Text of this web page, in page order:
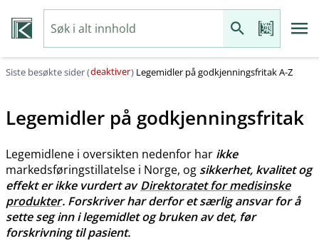
Siste besøkte sider (deaktiver) Legemidler på godkjenningsfritak A-Z
Legemidler på godkjenningsfritak
Legemidlene i oversikten nedenfor har ikke
markedsføringstillatelse i Norge, og sikkerhet, kvalitet og
effekt er ikke vurdert avDirektoratet for medisinske
produkter. Forskriver har derfor et særlig ansvar for å
sette seg inn i legemidlet og bruken av det, før
forskrivning til pasient.